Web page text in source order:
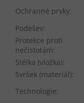
Ochranné prvky:
Podešev:
Protekce proti
nečistotám:
Stélka (vložka):
Svršek (materiál):
Technologie: